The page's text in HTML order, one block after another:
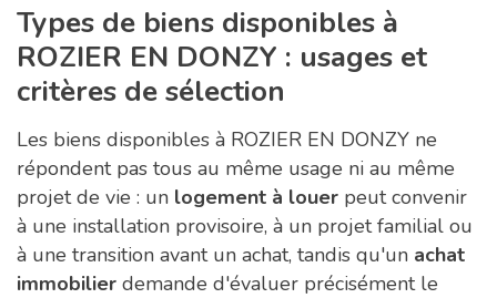
Types de biens disponibles à
ROZIER EN DONZY : usages et
critères de sélection
Les biens disponibles à ROZIER EN DONZY ne
répondent pas tous au même usage ni au même
projet de vie : un logement à louer peut convenir
à une installation provisoire, à un projet familial ou
à une transition avant un achat, tandis qu'un achat
immobilier demande d'évaluer précisément le